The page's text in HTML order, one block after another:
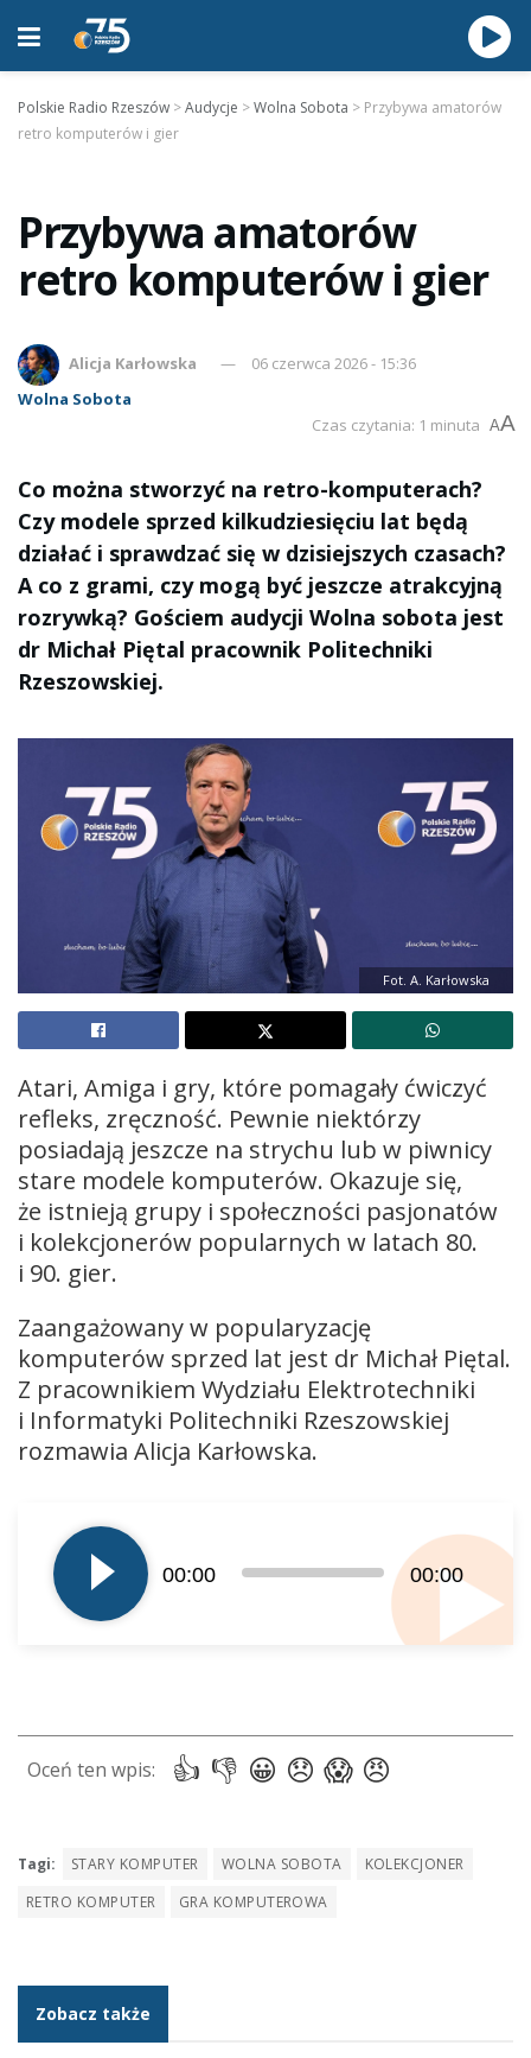
Polskie Radio Rzeszów >Audycje >Wolna Sobota > Przybywa amatorów
retro komputerów i gier
Przybywa amatorów
retro komputerów i gier
Alicja Karłowska
06 czerwca 2026 - 15:36
Wolna Sobota
Czas czytania: 1 minuta AA
Co można stworzyć na retro-komputerach?
Czy modele sprzed kilkudziesięciu lat będą
działać i sprawdzać się w dzisiejszych czasach?
A co z grami, czy mogą być jeszcze atrakcyjną
rozrywką? Gościem audycji Wolna sobota jest
dr Michał Piętal pracownik Politechniki
Rzeszowskiej.
Fot. A. Karłowska
Atari, Amiga i gry, które pomagały ćwiczyć
refleks, zręczność. Pewnie niektórzy
posiadają jeszcze na strychu lub w piwnicy
stare modele komputerów. Okazuje się,
że istnieją grupy i społeczności pasjonatów
i kolekcjonerów popularnych w latach 80.
i 90. gier.
Zaangażowany w popularyzację
komputerów sprzed lat jest dr Michał Piętal.
Z pracownikiem Wydziału Elektrotechniki
i Informatyki Politechniki Rzeszowskiej
rozmawia Alicja Karłowska.
plików
dźwiękowych
00:00 00:00
Tagi: STARY KOMPUTER WOLNA SOBOTA
KOLEKCJONER
RETRO KOMPUTER
GRA KOMPUTEROWA
Zobacz także